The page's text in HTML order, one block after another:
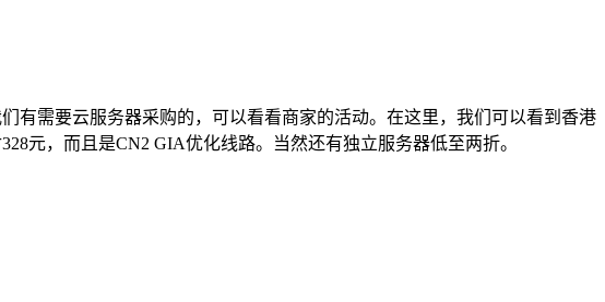
有需要云服务器采购的，可以看看商家的活动。在这里，我们可以看到香港
元，而且是CN2 GIA优化线路。当然还有独立服务器低至两折。